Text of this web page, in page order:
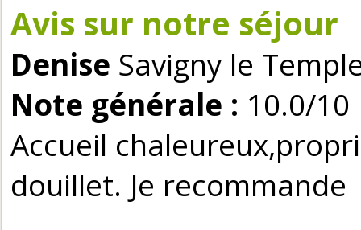
Avis sur notre séjour
Denise Savigny le
Note générale : 10.0/10
Accueil
douillet. Je recommande